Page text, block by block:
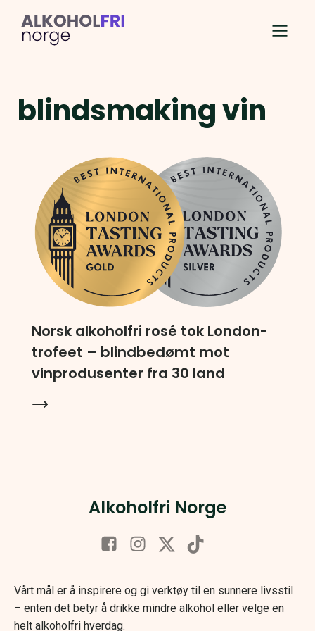
blindsmaking vin
Norsk alkoholfri rosé tok London-
trofeet – blindbedømt mot
vinprodusenter fra 30 land
Alkoholfri Norge
Vårt mål er å inspirere og gi verktøy til en sunnere livsstil
– enten det betyr å drikke mindre alkohol eller velge en
helt alkoholfri hverdag.